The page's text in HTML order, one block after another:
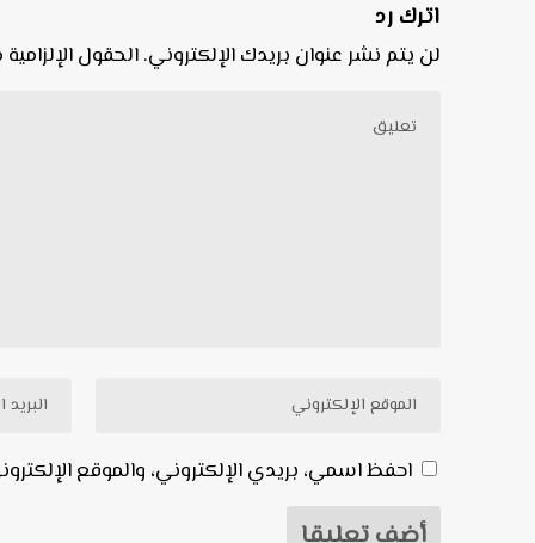
اترك رد
لن يتم نشر عنوان بريدك الإلكتروني. الحقول
احفظ اسمي، بريدي الإلكتروني، والموقع